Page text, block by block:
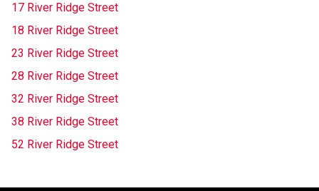
17 River Ridge Street
18 River Ridge Street
23 River Ridge Street
28 River Ridge Street
32 River Ridge Street
38 River Ridge Street
52 River Ridge Street